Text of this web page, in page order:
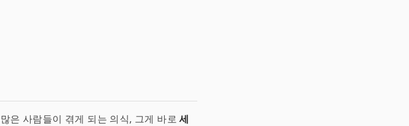
은 사람들이 겪게 되는 의식, 그게 바로세